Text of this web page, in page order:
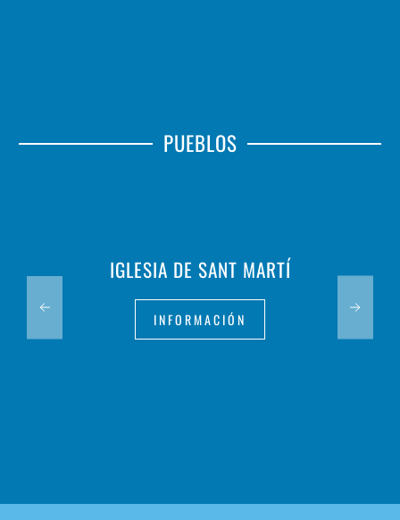
PUEBLOS
IGLESIA DE SANT MARTÍ
INFORMACIÓN